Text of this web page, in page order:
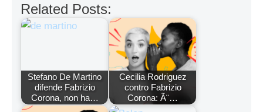
Related Posts:
Stefano De Martino
difende Fabrizio
Corona, non ha…
Cecilia Rodriguez
contro Fabrizio
Corona: Ã¨…